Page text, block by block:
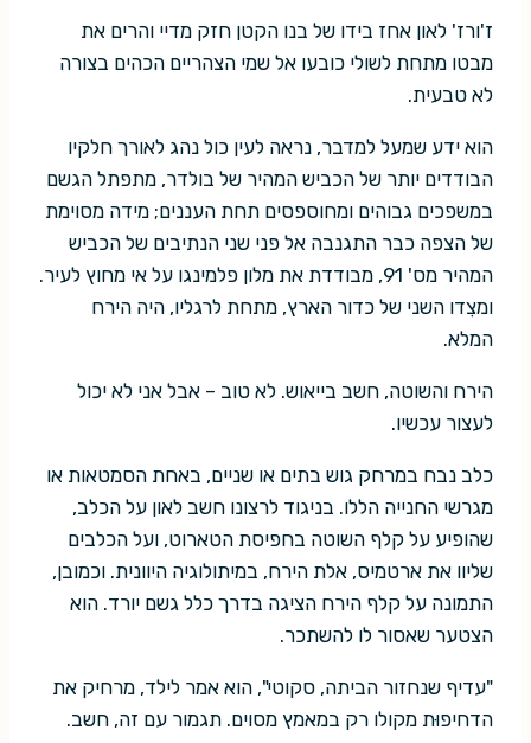
ז'ורז' לאון אחז בידו של בנו הקטן חזק מדיי והרים את
מבטו מתחת לשולי כובעו אל שמי הצהריים הכהים בצורה
לא טבעית.
הוא ידע שמעל למדבר, נראה לעין כול נהג לאורך חלקיו
הבודדים יותר של הכביש המהיר של בולדר, מתפתל הגשם
במשפכים גבוהים ומחוספסים תחת העננים; מידה מסוימת
של הצפה כבר התגנבה אל פני שני הנתיבים של הכביש
המהיר מס' 91, מבודדת את מלון פלמינגו על אי מחוץ לעיר.
ומצִדו השני של כדור הארץ, מתחת לרגליו, היה הירח
המלא.
הירח והשוטה, חשב בייאוש. לא טוב – אבל אני לא יכול
לעצור עכשיו.
כלב נבח במרחק גוש בתים או שניים, באחת הסמטאות או
מגרשי החנייה הללו. בניגוד לרצונו חשב לאון על הכלב,
שהופיע על קלף השוטה בחפיסת הטארוט, ועל הכלבים
שליוו את ארטמיס, אלת הירח, במיתולוגיה היוונית. וכמובן,
התמונה על קלף הירח הציגה בדרך כלל גשם יורד. הוא
הצטער שאסור לו להשתכר.
"עדיף שנחזור הביתה, סקוטי", הוא אמר לילד, מרחיק את
הדחיפוּת מקולו רק במאמץ מסוים. תגמור עם זה, חשב.